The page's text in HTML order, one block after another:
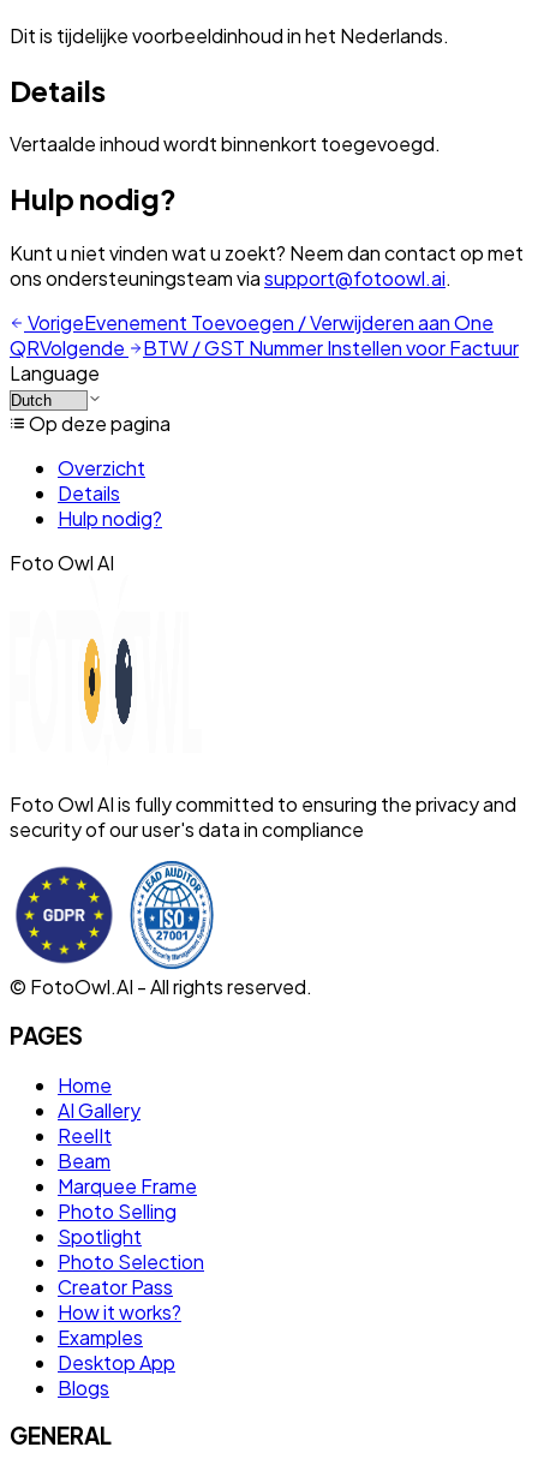
Dit is tijdelijke voorbeeldinhoud in het Nederlands.
Details
Vertaalde inhoud wordt binnenkort toegevoegd.
Hulp nodig?
Kunt u niet vinden wat u zoekt? Neem dan contact op met
ons ondersteuningsteam viasupport@fotoowl.ai.
VorigeEvenement Toevoegen / Verwijderen aan One
QRVolgende
BTW / GST Nummer Instellen voor Factuur
Language
Op deze pagina
Overzicht
Details
Hulp nodig?
Foto Owl AI
Foto Owl AI is fully committed to ensuring the privacy and
security of our user's data in compliance
© FotoOwl.AI - All rights reserved.
PAGES
Home
AI Gallery
ReelIt
Beam
Marquee Frame
Photo Selling
Spotlight
Photo Selection
Creator Pass
How it works?
Examples
Desktop App
Blogs
GENERAL